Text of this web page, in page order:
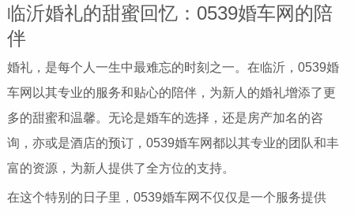
临沂婚礼的甜蜜回忆：0539婚车网的陪
伴
婚礼，是每个人一生中最难忘的时刻之一。在临沂，0539婚
车网以其专业的服务和贴心的陪伴，为新人的婚礼增添了更
多的甜蜜和温馨。无论是婚车的选择，还是房产加名的咨
询，亦或是酒店的预订，0539婚车网都以其专业的团队和丰
富的资源，为新人提供了全方位的支持。
在这个特别的日子里，0539婚车网不仅仅是一个服务提供